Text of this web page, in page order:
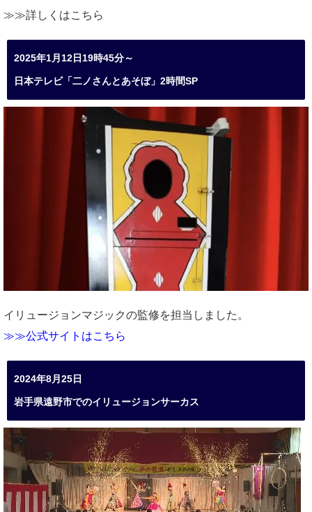
≫≫詳しくはこちら
2025年1月12日19時45分～
日本テレビ「二ノさんとあそぼ」2時間SP
イリュージョンマジックの監修を担当しました。
≫≫公式サイトはこちら
2024年8月25日
岩手県遠野市でのイリュージョンサーカス